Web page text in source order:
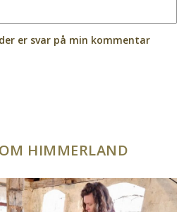
er svar på min kommentar
HIMMERLAND